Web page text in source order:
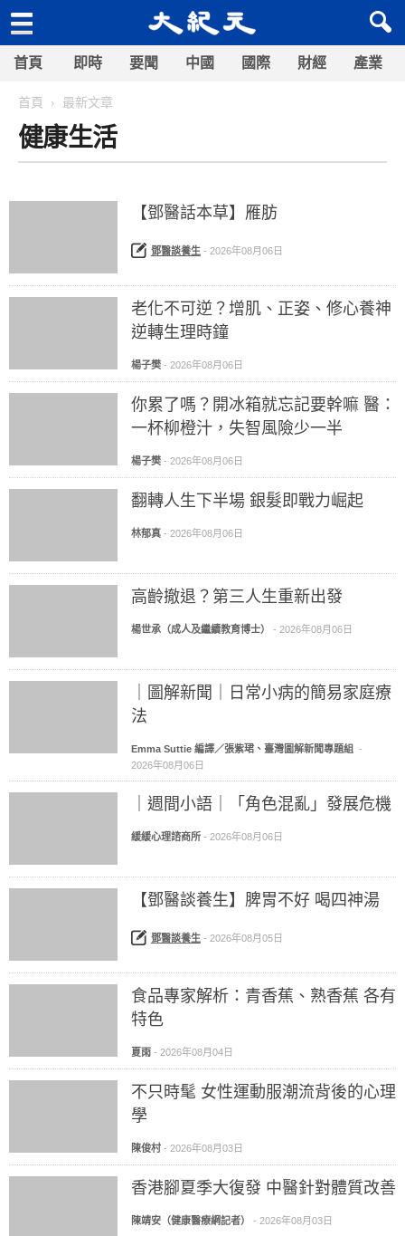
首頁 即時 要聞 中國 國際 財經 產業
首頁 最新文章
健康生活
【鄧醫話本草】雁肪
鄧醫談養生 - 2026年08月06日
老化不可逆？增肌、正姿、修心養神
逆轉生理時鐘
楊子樊 - 2026年08月06日
你累了嗎？開冰箱就忘記要幹嘛 醫：
一杯柳橙汁，失智風險少一半
楊子樊 - 2026年08月06日
翻轉人生下半場 銀髮即戰力崛起
林郁真 - 2026年08月06日
高齡撤退？第三人生重新出發
楊世承（成人及繼續教育博士） - 2026年08月06日
｜圖解新聞｜日常小病的簡易家庭療
法
Emma Suttie 編譯／張紫珺、臺灣圖解新聞專題組
-
2026年08月06日
｜週間小語｜「角色混亂」發展危機
緩緩心理諮商所 - 2026年08月06日
【鄧醫談養生】脾胃不好 喝四神湯
鄧醫談養生 - 2026年08月05日
食品專家解析：青香蕉、熟香蕉 各有
特色
夏雨 - 2026年08月04日
不只時髦 女性運動服潮流背後的心理
學
陳俊村 - 2026年08月03日
香港腳夏季大復發 中醫針對體質改善
陳靖安（健康醫療網記者） - 2026年08月03日